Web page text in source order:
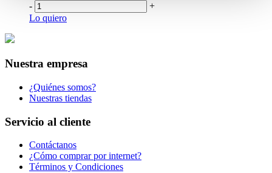
-
+
Lo quiero
Nuestra empresa
¿Quiénes somos?
Nuestras tiendas
Servicio al cliente
Contáctanos
¿Cómo comprar por internet?
Términos y Condiciones